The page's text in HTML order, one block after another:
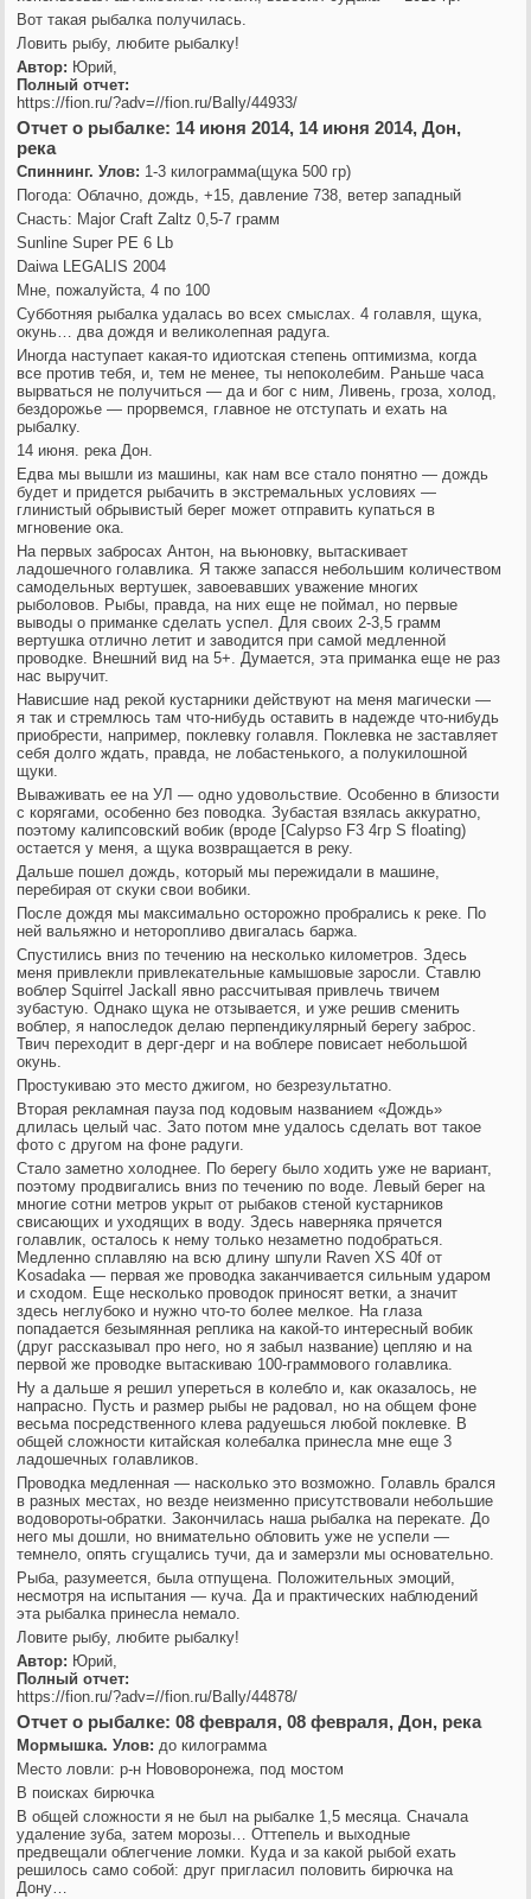
Вот такая рыбалка получилась.
Ловить рыбу, любите рыбалку!
Автор: Юрий,
Полный отчет:
https://fion.ru/?adv=//fion.ru/Bally/44933/
Отчет о рыбалке: 14 июня 2014, 14 июня 2014, Дон,
река
Спиннинг. Улов: 1-3 килограмма(щука 500 гр)
Погода: Облачно, дождь, +15, давление 738, ветер западный
Снасть: Major Craft Zaltz 0,5-7 грамм
Sunline Super PE 6 Lb
Daiwa LEGALIS 2004
Мне, пожалуйста, 4 по 100
Субботняя рыбалка удалась во всех смыслах. 4 голавля, щука,
окунь… два дождя и великолепная радуга.
Иногда наступает какая-то идиотская степень оптимизма, когда
все против тебя, и, тем не менее, ты непоколебим. Раньше часа
вырваться не получиться — да и бог с ним, Ливень, гроза, холод,
бездорожье — прорвемся, главное не отступать и ехать на
рыбалку.
14 июня. река Дон.
Едва мы вышли из машины, как нам все стало понятно — дождь
будет и придется рыбачить в экстремальных условиях —
глинистый обрывистый берег может отправить купаться в
мгновение ока.
На первых забросах Антон, на вьюновку, вытаскивает
ладошечного голавлика. Я также запасся небольшим количеством
самодельных вертушек, завоевавших уважение многих
рыболовов. Рыбы, правда, на них еще не поймал, но первые
выводы о приманке сделать успел. Для своих 2-3,5 грамм
вертушка отлично летит и заводится при самой медленной
проводке. Внешний вид на 5+. Думается, эта приманка еще не раз
нас выручит.
Нависшие над рекой кустарники действуют на меня магически —
я так и стремлюсь там что-нибудь оставить в надежде что-нибудь
приобрести, например, поклевку голавля. Поклевка не заставляет
себя долго ждать, правда, не лобастенького, а полукилошной
щуки.
Вываживать ее на УЛ — одно удовольствие. Особенно в близости
с корягами, особенно без поводка. Зубастая взялась аккуратно,
поэтому калипсовский вобик (вроде [Calypso F3 4гр S floating)
остается у меня, а щука возвращается в реку.
Дальше пошел дождь, который мы пережидали в машине,
перебирая от скуки свои вобики.
После дождя мы максимально осторожно пробрались к реке. По
ней вальяжно и неторопливо двигалась баржа.
Спустились вниз по течению на несколько километров. Здесь
меня привлекли привлекательные камышовые заросли. Ставлю
воблер Squirrel Jackall явно рассчитывая привлечь твичем
зубастую. Однако щука не отзывается, и уже решив сменить
воблер, я напоследок делаю перпендикулярный берегу заброс.
Твич переходит в дерг-дерг и на воблере повисает небольшой
окунь.
Простукиваю это место джигом, но безрезультатно.
Вторая рекламная пауза под кодовым названием «Дождь»
длилась целый час. Зато потом мне удалось сделать вот такое
фото с другом на фоне радуги.
Стало заметно холоднее. По берегу было ходить уже не вариант,
поэтому продвигались вниз по течению по воде. Левый берег на
многие сотни метров укрыт от рыбаков стеной кустарников
свисающих и уходящих в воду. Здесь наверняка прячется
голавлик, осталось к нему только незаметно подобраться.
Медленно сплавляю на всю длину шпули Raven XS 40f от
Kosadaka — первая же проводка заканчивается сильным ударом
и сходом. Еще несколько проводок приносят ветки, а значит
здесь неглубоко и нужно что-то более мелкое. На глаза
попадается безымянная реплика на какой-то интересный вобик
(друг рассказывал про него, но я забыл название) цепляю и на
первой же проводке вытаскиваю 100-граммового голавлика.
Ну а дальше я решил упереться в колебло и, как оказалось, не
напрасно. Пусть и размер рыбы не радовал, но на общем фоне
весьма посредственного клева радуешься любой поклевке. В
общей сложности китайская колебалка принесла мне еще 3
ладошечных голавликов.
Проводка медленная — насколько это возможно. Голавль брался
в разных местах, но везде неизменно присутствовали небольшие
водовороты-обратки. Закончилась наша рыбалка на перекате. До
него мы дошли, но внимательно обловить уже не успели —
темнело, опять сгущались тучи, да и замерзли мы основательно.
Рыба, разумеется, была отпущена. Положительных эмоций,
несмотря на испытания — куча. Да и практических наблюдений
эта рыбалка принесла немало.
Ловите рыбу, любите рыбалку!
Автор: Юрий,
Полный отчет:
https://fion.ru/?adv=//fion.ru/Bally/44878/
Отчет о рыбалке: 08 февраля, 08 февраля, Дон, река
Мормышка. Улов:до килограмма
Место ловли: р-н Нововоронежа, под мостом
В поисках бирючка
В общей сложности я не был на рыбалке 1,5 месяца. Сначала
удаление зуба, затем морозы… Оттепель и выходные
предвещали облегчение ломки. Куда и за какой рыбой ехать
решилось само собой: друг пригласил половить бирючка на
Дону…